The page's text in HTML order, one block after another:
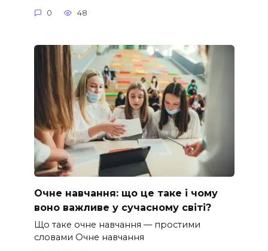
0 48
Очне навчання: що це таке і чому
воно важливе у сучасному світі?
Що таке очне навчання — простими
словами Очне навчання